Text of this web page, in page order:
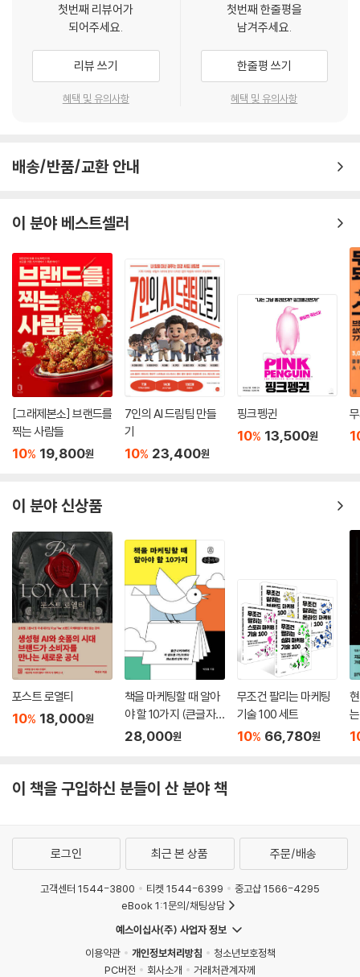
랫폼 창조’와 플랫폼이란 디지털 공간을 채울 수 있는 ‘콘텐츠 창조’를 거치
며 고객가치를 실체화시킨다. 그리고 이렇게 설계된 브랜드 플랫폼을 지속
가능하게 운영하기 위해 ‘커뮤니티 창조’를 기획하면서 브랜드 유니버스는
항해의 준비를 마친다.
- 박은관 (시몬느 회장)
이 책은 마케팅과 브랜딩 영역에 뿌리를 단단히 내린 채, 비즈니스 전반에
걸쳐 초연결 시대의 고객 접근에 대한 본질과 핵심을 꿰뚫고 있다. 등장하
는 개념들은 복합적이고 다층적이지만, 현상과 흐름에 대한 통찰과 제안은
사례로 완성도를 높였다. 군더더기 없는 설명과 리듬감 있는 구조로 책장
석처럼, 좋든 싫든 우리는 모두 고객과 브랜드가 실시간으로 소통하며 교
성을 두고 갈피를 잡으려는 이들에게 이 책을 통해 전략을 점검하며 재정
비해 볼 것을 권한다.
- 배수정 (암웨이 대표)
마켓은 쉬지 않고 끊임없이 변화한다. 당연히 기업과 브랜드도 살아 움직
이는 생물이 되어야 한다. 기업 입장에서 트렌드에 민감하게 귀 기울이고
소비자 중심의 행동을 취하지 않으면 도태되는 것은 시간 문제다. 이러한
격변의 환경에서 마케팅의 역할은 더욱 급부상하고 있다. 이 책은 광고인
으로 커리어를 시작한 저자가 빅데이터 기반 마케팅 전략 수립, 브랜드 컨
설팅 등 마케팅 업계의 다양한 프로젝트를 통해 축적한 인사이트를 담고
- 이경수 (세라젬 대표)
스마트폰의 출현으로 시작된 모바일 혁신, 빅데이터, 클라우드, 기계학습
과 인공지능으로 디지털 트랜스포메이션이 출발되었다면, 코로나 팬데믹
은 비대면이 일상의 새로운 표준으로 자리 잡게 하여 디지털 트랜스포메이
션을 가속화시키고 있다.
이 책은 이러한 시대적 변화를 통찰력을 가지고 분석하였으며, 향후 브랜
딩이나 마케팅이 어떻게 변화되어야 할지에 대한 디지털 인사이트를 주는
좋은 길잡이가 될 것이다. 플랫폼을 기반으로 어떻게 브랜드와 비즈니스를
키워 갈지에 대한 해답을 얻고자 한다면 반드시 이 책을 정독하기를 추천
- 이남식 (서울예술대학교 총장)
하면서 어떻게 대응해야 할지 막연했던 시점에, 김유나 교수의 신간『 브랜
려운 내용을 지루하지 않고 쉽게 풀어 나가는 모양새가 저자의 내공이 만
만치 않음을 보여 주고 있다. 온라인 사업으로 고민하는 모든 분에게 이 책
을 추천한다.
이 책에는 오늘날 디지털 경제와 마케팅에 대한 많은 것이 담겨 있다. 디지
첫번째 리뷰어가
되어주세요.
리뷰 쓰기
혜택 및 유의사항
첫번째 한줄평을
남겨주세요.
한줄평 쓰기
혜택 및 유의사항
배송/반품/교환 안내
이 분야 베스트셀러
[그래제본소] 브랜드를
찍는 사람들
10% 19,800원
7인의 AI 드림팀 만들
기
10% 23,400원
핑크펭귄
10% 13,500원
이 분야 신상품
포스트 로열티
10% 18,000원
책을 마케팅할 때 알아
야 할 10가지 (큰글자
책)
28,000원
무조건 팔리는 마케팅
기술 100 세트
10% 66,780원
이 책을 구입하신 분들이 산 분야 책
로그인 최근 본 상품 주문/배송
고객센터 1544-3800 티켓 1544-6399
중고샵 1566-4295
eBook 1:1문의/채팅상담
예스이십사(주) 사업자 정보
이용약관
개인정보처리방침
청소년보호정책
PC버전
회사소개 거래처관계자께